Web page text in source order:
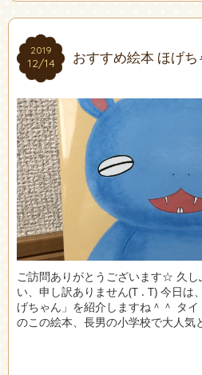
2019
12/14
2019
12/14 おすすめ絵本 ほげち
ご訪問ありがとうございます☆ 久し
い、申し訳ありません(T . T) 今日は
げちゃん」を紹介しますね＾＾ タ
のこの絵本、長男の小学校で大人気